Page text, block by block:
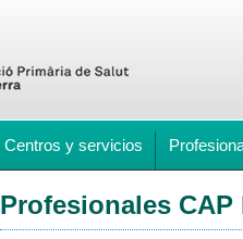
Centros y servicios
Profesionales